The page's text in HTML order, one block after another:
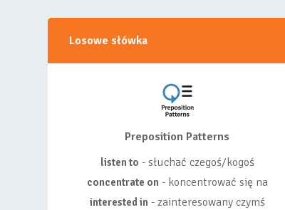
Losowe słówka
Preposition Patterns
listen to - słuchać czegoś/kogoś
concentrate on- koncentrować się na
interested in- zainteresowany czymś